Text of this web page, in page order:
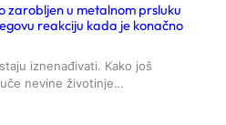
zarobljen u metalnom prsluku
reakciju kada je konačno
iznenađivati. Kako još
nevine životinje…